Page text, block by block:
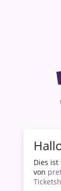
Dies
von